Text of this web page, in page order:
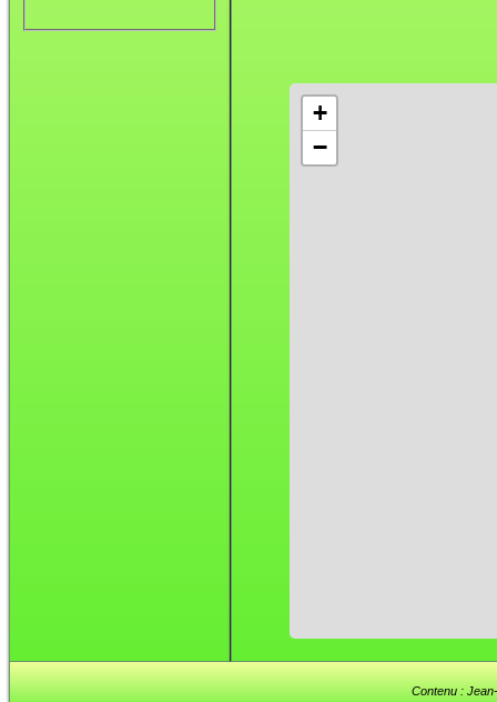
+
−
Contenu :